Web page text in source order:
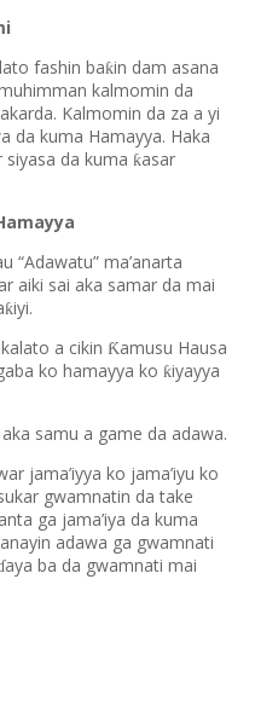
fashin baƙin dam asana
kalmomin da
Kalmomin da za a yi
da kuma Hamayya. Haka
siyasa da kuma ƙasar
“Adawatu” ma’anarta
aiki sai aka samar da mai
ƙiyi.
a cikin Ƙamusu Hausa
ko hamayya ko ƙiyayya
samu a game da adawa.
jama’iyya ko jama’iyu ko
gwamnatin da take
ga jama’iya da kuma
adawa ga gwamnati
aya ba da gwamnati mai